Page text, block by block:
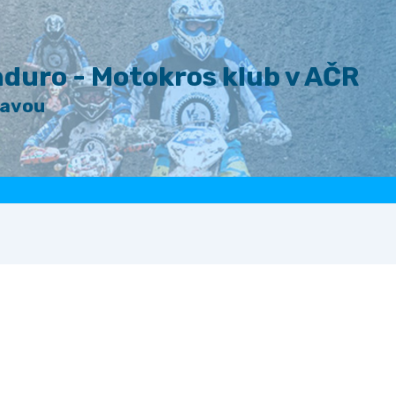
- Motokros klub v AČR